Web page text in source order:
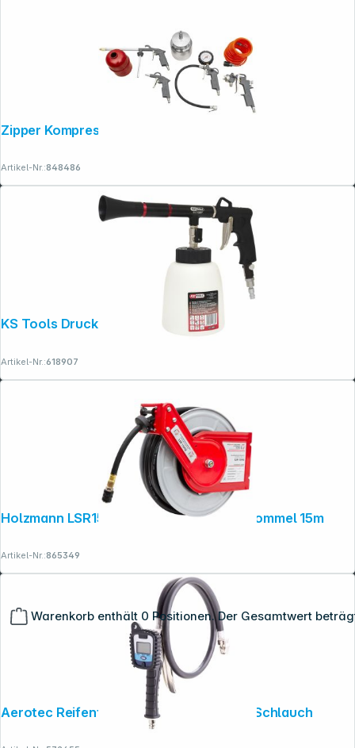
Warenkorb enthält 0 Positionen. Der Gesamtwert
Artikel-Nr.:848486
KS Tools Druckluft-Reinigungs- Pistole
Artikel-Nr.:618907
Holzmann LSR15HQ Druckluftschlauchtrommel 15m
Artikel-Nr.:865349
Aerotec Reifenfüller LCD PRO mit 85cm Schlauch